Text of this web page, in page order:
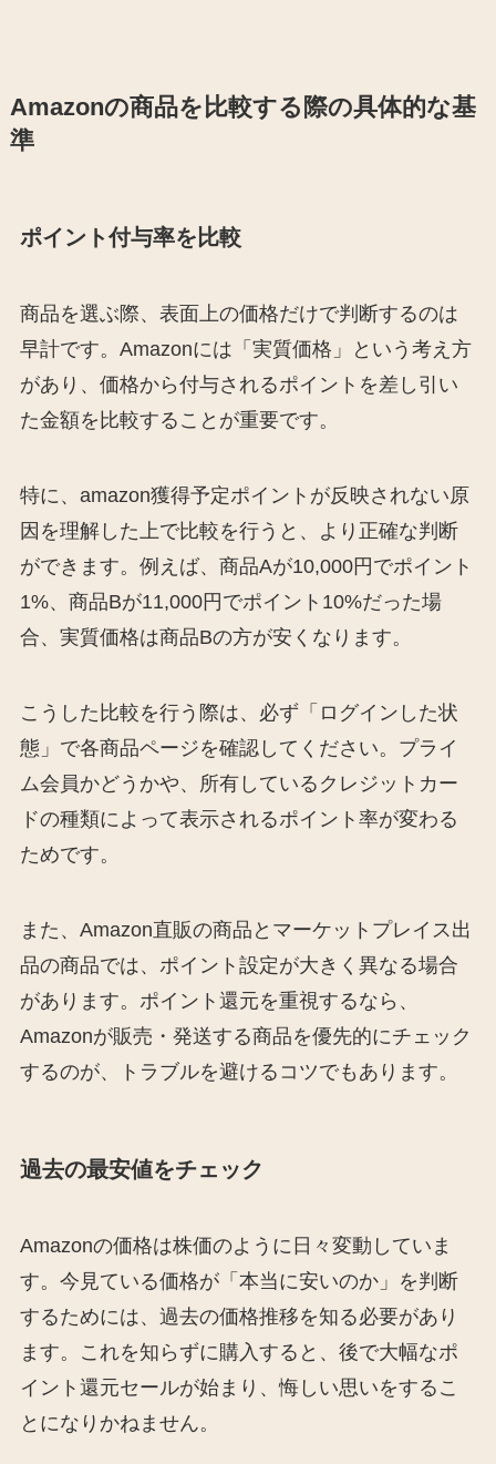
Amazonの商品を比較する際の具体的な基
準
ポイント付与率を比較
商品を選ぶ際、表面上の価格だけで判断するのは
早計です。Amazonには「実質価格」という考え方
があり、価格から付与されるポイントを差し引い
た金額を比較することが重要です。
特に、amazon獲得予定ポイントが反映されない原
因を理解した上で比較を行うと、より正確な判断
ができます。例えば、商品Aが10,000円でポイント
1%、商品Bが11,000円でポイント10%だった場
合、実質価格は商品Bの方が安くなります。
こうした比較を行う際は、必ず「ログインした状
態」で各商品ページを確認してください。プライ
ム会員かどうかや、所有しているクレジットカー
ドの種類によって表示されるポイント率が変わる
ためです。
また、Amazon直販の商品とマーケットプレイス出
品の商品では、ポイント設定が大きく異なる場合
があります。ポイント還元を重視するなら、
Amazonが販売・発送する商品を優先的にチェック
するのが、トラブルを避けるコツでもあります。
過去の最安値をチェック
Amazonの価格は株価のように日々変動していま
す。今見ている価格が「本当に安いのか」を判断
するためには、過去の価格推移を知る必要があり
ます。これを知らずに購入すると、後で大幅なポ
イント還元セールが始まり、悔しい思いをするこ
とになりかねません。